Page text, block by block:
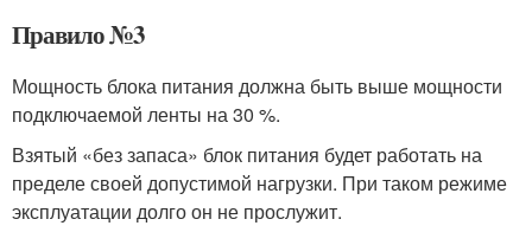
Правило №3
Мощность блока питания должна быть выше мощности
подключаемой ленты на 30 %.
Взятый «без запаса» блок питания будет работать на
пределе своей допустимой нагрузки. При таком режиме
эксплуатации долго он не прослужит.